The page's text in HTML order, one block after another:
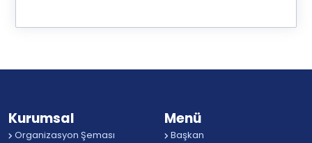
Kurumsal
Organizasyon Şeması
Menü
Başkan